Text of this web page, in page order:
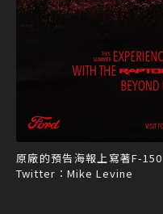
原廠的預告海報上寫著F-
Twitter：Mike Levine